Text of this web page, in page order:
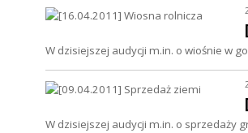
W dzisiejszej audycji m.in. o wiośnie w
W dzisiejszej audycji m.in. o sprzedaży